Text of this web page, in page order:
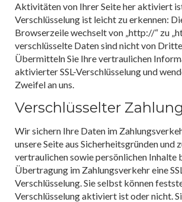
Aktivitäten von Ihrer Seite her aktiviert
Verschlüsselung ist leicht zu erkennen:
Browserzeile wechselt von „http://“ zu
verschlüsselte Daten sind nicht von
Übermitteln Sie Ihre vertraulichen
aktivierter SSL-Verschlüsselung und
Zweifel an uns.
Verschlüsselter
Wir sichern Ihre Daten im
unsere Seite aus Sicherheitsgründen und
vertraulichen sowie persönlichen Inhalte
Übertragung im Zahlungsverkehr eine
Verschlüsselung. Sie selbst können
Verschlüsselung aktiviert ist oder nicht.